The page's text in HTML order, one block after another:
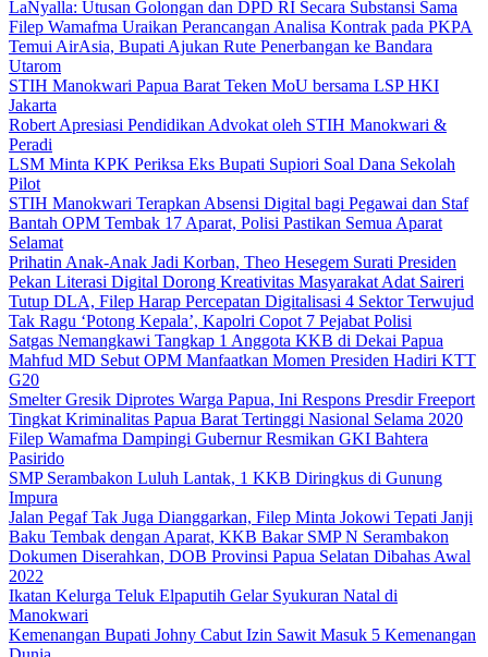
LaNyalla: Utusan Golongan dan DPD RI Secara Substansi Sama
Filep Wamafma Uraikan Perancangan Analisa Kontrak pada PKPA
Temui AirAsia, Bupati Ajukan Rute Penerbangan ke Bandara
Utarom
STIH Manokwari Papua Barat Teken MoU bersama LSP HKI
Jakarta
Robert Apresiasi Pendidikan Advokat oleh STIH Manokwari &
Peradi
LSM Minta KPK Periksa Eks Bupati Supiori Soal Dana Sekolah
Pilot
STIH Manokwari Terapkan Absensi Digital bagi Pegawai dan Staf
Bantah OPM Tembak 17 Aparat, Polisi Pastikan Semua Aparat
Selamat
Prihatin Anak-Anak Jadi Korban, Theo Hesegem Surati Presiden
Pekan Literasi Digital Dorong Kreativitas Masyarakat Adat Saireri
Tutup DLA, Filep Harap Percepatan Digitalisasi 4 Sektor Terwujud
Tak Ragu ‘Potong Kepala’, Kapolri Copot 7 Pejabat Polisi
Satgas Nemangkawi Tangkap 1 Anggota KKB di Dekai Papua
Mahfud MD Sebut OPM Manfaatkan Momen Presiden Hadiri KTT
G20
Smelter Gresik Diprotes Warga Papua, Ini Respons Presdir Freeport
Tingkat Kriminalitas Papua Barat Tertinggi Nasional Selama 2020
Filep Wamafma Dampingi Gubernur Resmikan GKI Bahtera
Pasirido
SMP Serambakon Luluh Lantak, 1 KKB Diringkus di Gunung
Impura
Jalan Pegaf Tak Juga Dianggarkan, Filep Minta Jokowi Tepati Janji
Baku Tembak dengan Aparat, KKB Bakar SMP N Serambakon
Dokumen Diserahkan, DOB Provinsi Papua Selatan Dibahas Awal
2022
Ikatan Kelurga Teluk Elpaputih Gelar Syukuran Natal di
Manokwari
Kemenangan Bupati Johny Cabut Izin Sawit Masuk 5 Kemenangan